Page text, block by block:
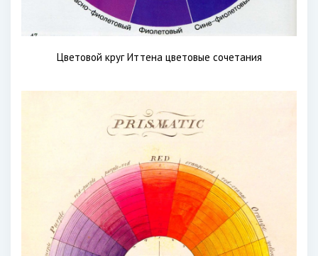
Цветовой круг Иттена цветовые сочетания